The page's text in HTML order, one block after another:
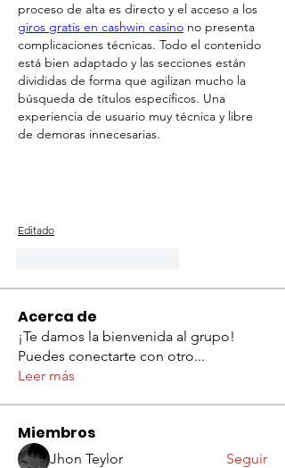
giros gratis en cashwin casino no presenta
complicaciones técnicas. Todo el contenido
está bien adaptado y las secciones están
divididas de forma que agilizan mucho la
búsqueda de títulos específicos. Una
experiencia de usuario muy técnica y libre
de demoras innecesarias.
Editado
Acerca de
¡Te damos la bienvenida al grupo!
Puedes conectarte con otro...
Leer más
Miembros
Jhon Teylor
Seguir